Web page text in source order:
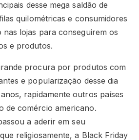
desse mega saldão de
quilométricas e consumidores
lojas para conseguirem os
e produtos.
procura por produtos com
e popularização desse dia
rapidamente outros países
de comércio americano.
a aderir em seu
religiosamente, a Black Friday